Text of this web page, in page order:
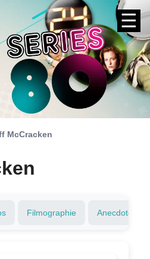
☰
McCracken
Filmographie Anecdotes